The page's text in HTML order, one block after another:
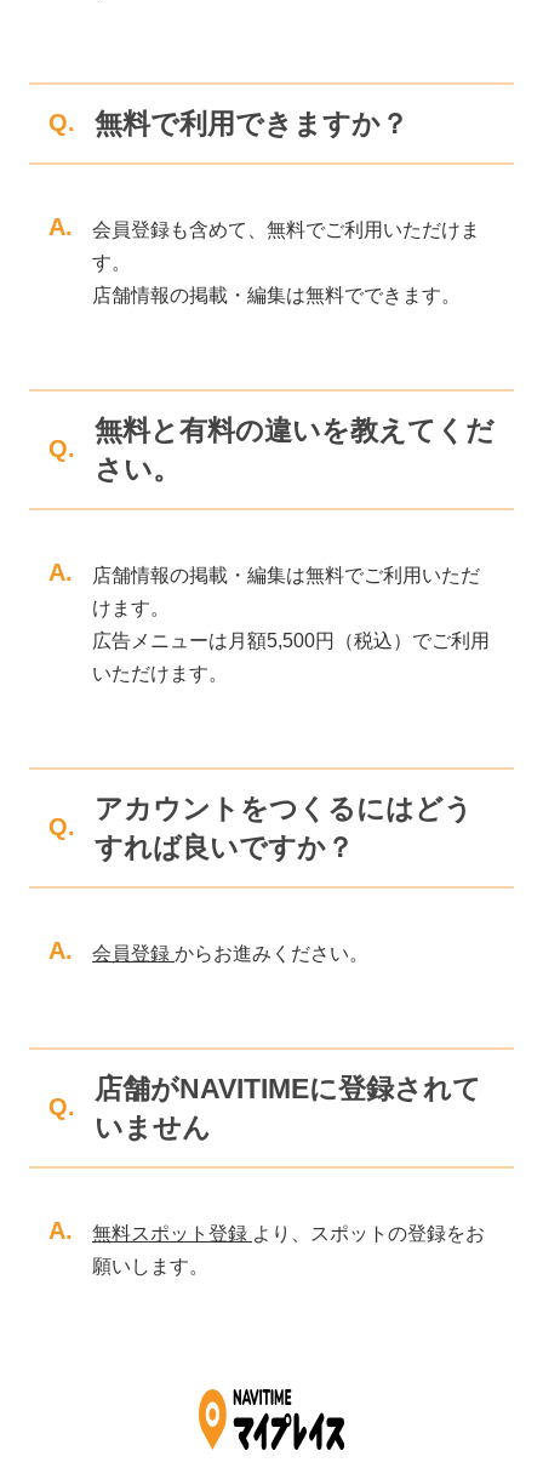
Q. 無料で利用できますか？
A.
会員登録も含めて、無料でご利用いただけま
す。
店舗情報の掲載・編集は無料でできます。
Q.
無料と有料の違いを教えてくだ
さい。
A.
店舗情報の掲載・編集は無料でご利用いただ
けます。
広告メニューは月額5,500円（税込）でご利用
いただけます。
Q.
アカウントをつくるにはどう
すれば良いですか？
A. 会員登録 からお進みください。
Q.
店舗がNAVITIMEに登録されて
いません
A. 無料スポット登録 より、スポットの登録をお
願いします。